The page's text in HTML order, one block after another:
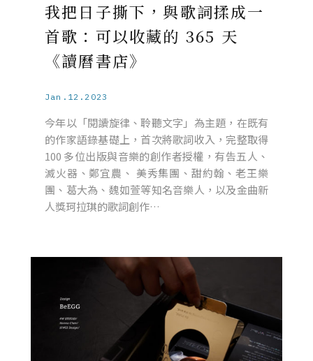
我把日子撕下，與歌詞揉成一
首歌：可以收藏的 365 天
《讀曆書店》
Jan.12.2023
今年以「閱讀旋律、聆聽文字」為主題，在既有
的作家語錄基礎上，首次將歌詞收入，完整取得
100 多位出版與音樂的創作者授權，有告五人、
滅火器、鄭宜農、 美秀集團、甜約翰、老王樂
團、葛大為、魏如萱等知名音樂人，以及金曲新
人獎珂拉琪的歌詞創作…